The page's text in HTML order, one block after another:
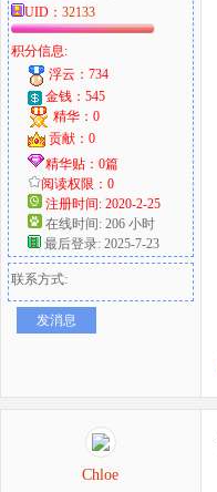
UID： 32133
积分信息:
浮云：734
金钱：545
精华：0
贡献：0
精华贴：0篇
阅读权限：0
注册时间: 2020-2-25
在线时间: 206 小时
最后登录: 2025-7-23
联系方式:
发消息
Chloe